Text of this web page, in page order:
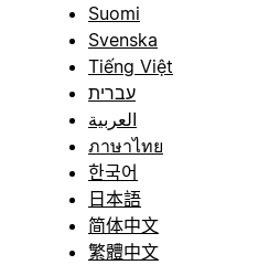
Suomi
Svenska
Tiếng Việt
עברית
العربية
ภาษาไทย
한국어
日本語
简体中文
繁體中文